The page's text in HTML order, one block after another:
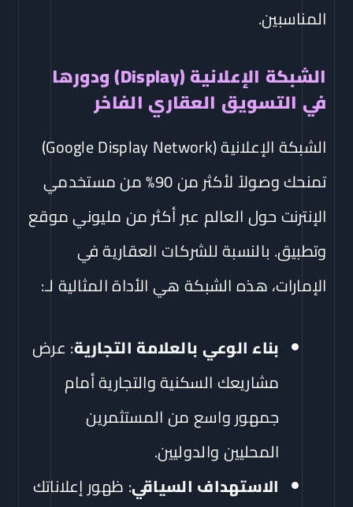
المناسبين.
الشبكة الإعلانية (Display) ودورها
في التسويق العقاري الفاخر
الشبكة الإعلانية (Google Display Network)
تمنحك وصولاً لأكثر من 90% من مستخدمي
الإنترنت حول العالم عبر أكثر من مليوني موقع
وتطبيق. بالنسبة للشركات العقارية في
الإمارات، هذه الشبكة هي الأداة المثالية لـ:
بناء الوعي بالعلامة التجارية: عرض
مشاريعك السكنية والتجارية أمام
جمهور واسع من المستثمرين
المحليين والدوليين.
الاستهداف السياقي: ظهور إعلاناتك